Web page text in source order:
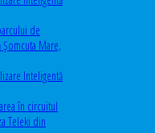
de
Mare,
Inteligentă
în circuitul
Teleki din